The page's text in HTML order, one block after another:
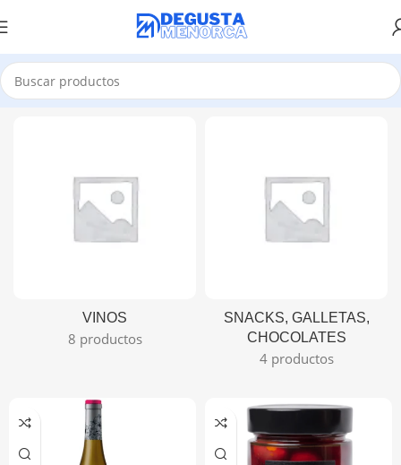
VINOS
8 productos
SNACKS, GALLETAS,
CHOCOLATES
4 productos